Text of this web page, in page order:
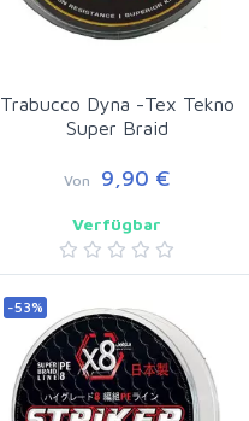
Trabucco Dyna -Tex Tekno
Super Braid
Von 9,90 €
Verfügbar
-53%